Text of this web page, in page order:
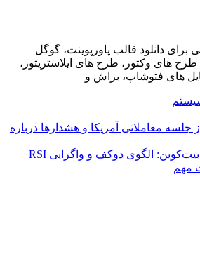
برای دانلود قالب پاورپوینت، گوگل
طرح های وکتور، طرح های ایلاستریتور،
های فتوشاپ، براش و
جلسه معاملاتی آمریکا و هشدارها درباره
تحلیل تکنیکال بیت‌کوین: الگوی دوکف و واگرایی RSI
مهم